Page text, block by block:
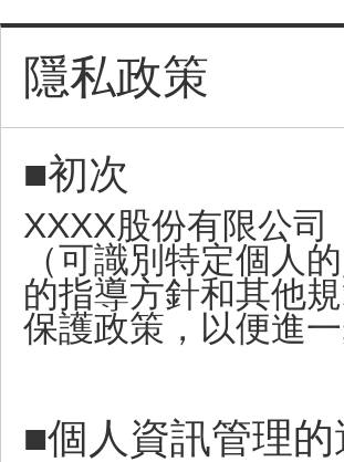
隱私政策
■初次
XXXX股份有限公
（可識別特定個人
的指導方針和其他
保護政策，以便進
■個人資訊管理